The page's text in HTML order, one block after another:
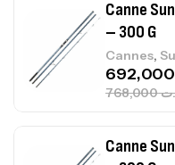
768,000
Canne
– 300 G
748,000